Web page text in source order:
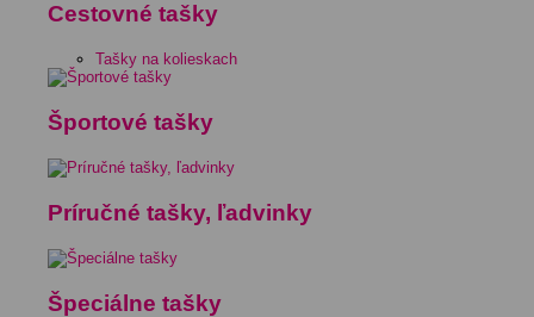
Cestovné tašky
Tašky na kolieskach
Športové tašky
Príručné tašky, ľadvinky
Špeciálne tašky